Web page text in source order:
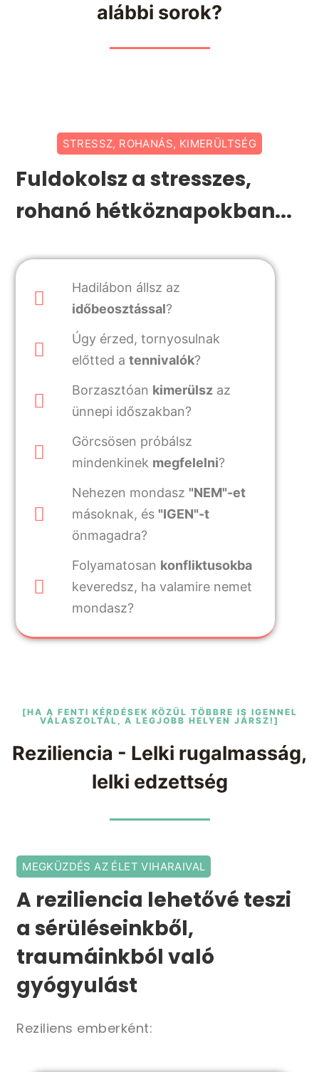
alábbi sorok?
STRESSZ, ROHANÁS, KIMERÜLTSÉG
Fuldokolsz a stresszes,
rohanó hétköznapokban...
Hadilábon állsz az
időbeosztással?
Úgy érzed, tornyosulnak
előtted atennivalók?
Borzasztóan kimerülsz az
ünnepi időszakban?
Görcsösen próbálsz
mindenkinek megfelelni?
Nehezen mondasz "NEM"-et
másoknak, és "IGEN"-t
önmagadra?
Folyamatosan konfliktusokba
keveredsz, ha valamire nemet
mondasz?
[HA A FENTI KÉRDÉSEK KÖZÜL TÖBBRE IS IGENNEL
VÁLASZOLTÁL, A LEGJOBB HELYEN JÁRSZ!]
Reziliencia - Lelki rugalmasság,
lelki edzettség
MEGKÜZDÉS AZ ÉLET VIHARAIVAL
A reziliencia lehetővé teszi
a sérüléseinkből,
traumáinkból való
gyógyulást
Reziliens emberként: